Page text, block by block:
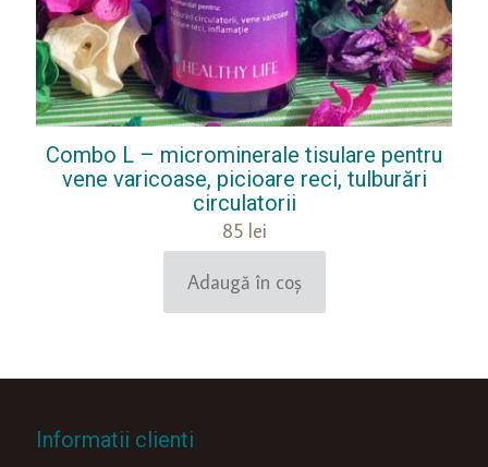
Combo L – microminerale tisulare pentru
vene varicoase, picioare reci, tulburări
circulatorii
85 lei
Adaugă în coș
Informatii clienti